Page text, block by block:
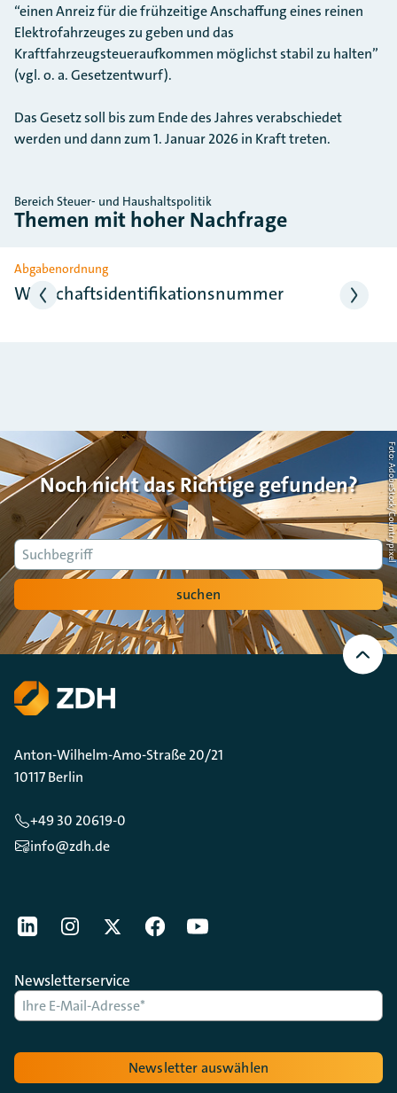
“einen Anreiz für die frühzeitige Anschaffung eines reinen
Elektrofahrzeuges zu geben und das
Kraftfahrzeugsteueraufkommen möglichst stabil zu halten”
(vgl. o. a. Gesetzentwurf).
Das Gesetz soll bis zum Ende des Jahres verabschiedet
werden und dann zum 1. Januar 2026 in Kraft treten.
Bereich Steuer- und Haushaltspolitik
Themen mit hoher Nachfrage
Slider überspringen
Abgabenordnung
Wirtschaftsidentifikationsnummer
Noch nicht das Richtige gefunden?
Suche
suchen
Foto: AdobeStock/Countrypixel
Nach
oben
Scrollen
Anton-Wilhelm-Amo-Straße 20/21
10117 Berlin
+49 30 20619-0
info@zdh.de
[Der ZDH in den Sozialen Netzwerken]
LinkedIninstagramTwitterFacebookYoutube
Newsletterservice
Newsletter auswählen